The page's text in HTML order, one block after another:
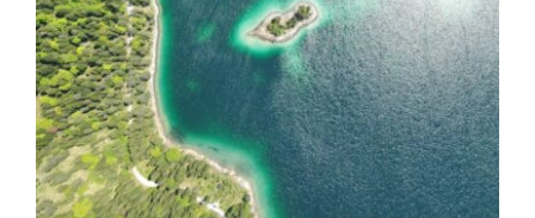
ARRANGEMENTS
WISSENSWERTES